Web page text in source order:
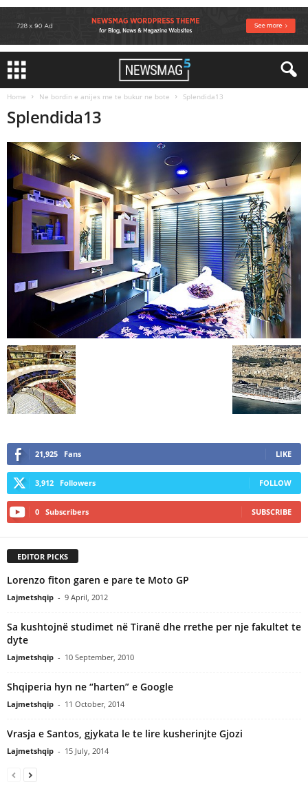
Home Ne bordin e anijes me te bukur ne bote Splendida13
Splendida13
21,925 Fans LIKE
3,912 Followers FOLLOW
0 Subscribers SUBSCRIBE
EDITOR PICKS
Lorenzo fiton garen e pare te Moto GP
Lajmetshqip - 9 April, 2012
Sa kushtojnë studimet në Tiranë dhe rrethe per nje fakultet te
dyte
Lajmetshqip - 10 September, 2010
Shqiperia hyn ne “harten” e Google
Lajmetshqip - 11 October, 2014
Vrasja e Santos, gjykata le te lire kusherinjte Gjozi
Lajmetshqip - 15 July, 2014